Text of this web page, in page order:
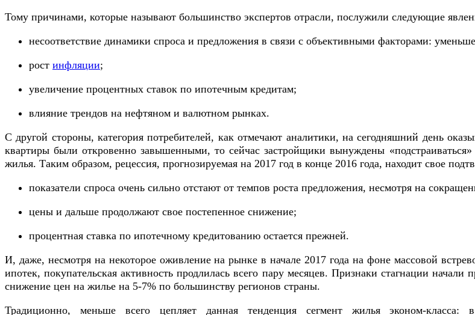
Тому причинами, которые называют большинство экспертов отрасли, послужили следующие
несоответствие динамики спроса и предложения в связи с объективными факторами:
рост инфляции;
увеличение процентных ставок по ипотечным кредитам;
влияние трендов на нефтяном и валютном рынках.
С другой стороны, категория потребителей, как отмечают аналитики, на сегодняшний день
квартиры были откровенно завышенными, то сейчас застройщики вынуждены
жилья. Таким образом, рецессия, прогнозируемая на 2017 год в конце 2016 года, находит свое
показатели спроса очень сильно отстают от темпов роста предложения, несмотря на
цены и дальше продолжают свое постепенное снижение;
процентная ставка по ипотечному кредитованию остается прежней.
И, даже, несмотря на некоторое оживление на рынке в начале 2017 года на фоне массовой
ипотек, покупательская активность продлилась всего пару месяцев. Признаки стагнации
снижение цен на жилье на 5-7% по большинству регионов страны.
Традиционно, меньше всего цепляет данная тенденция сегмент жилья эконом-класса: